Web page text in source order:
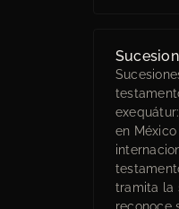
en
tramita la